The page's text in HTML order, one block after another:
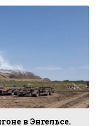
в Энгельсе.